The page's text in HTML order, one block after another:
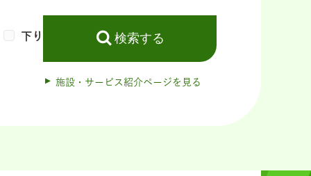
下り 検索する
施設・サービス紹介ページを見る